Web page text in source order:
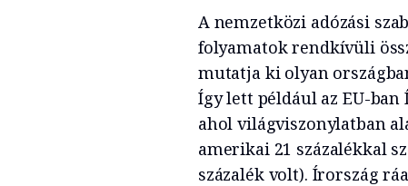
A nemzetközi adózási
folyamatok rendkívüli
mutatja ki olyan
Így lett például az EU-ban
ahol világviszonylatban
amerikai 21 százalékkal
százalék volt). Írország